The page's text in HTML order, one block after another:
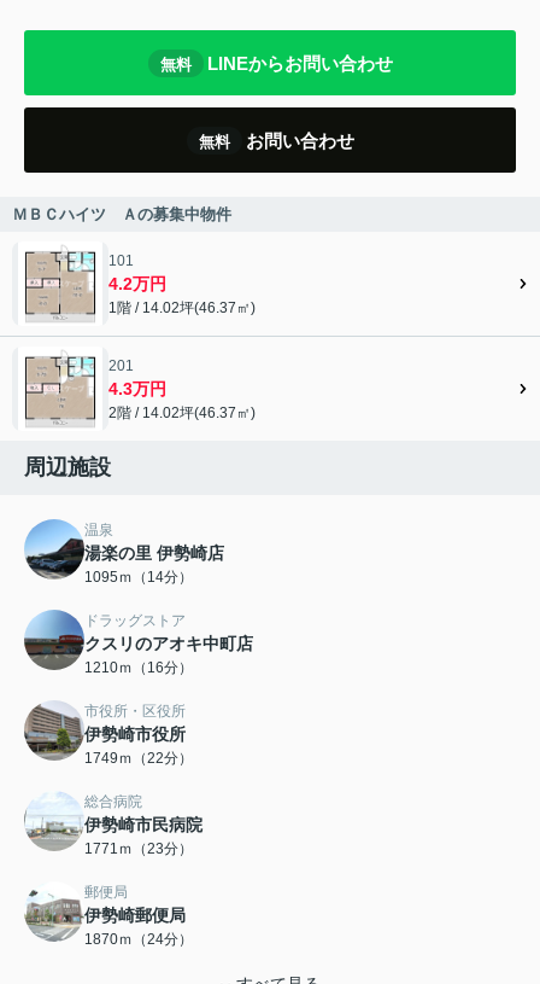
無料 LINEからお問い合わせ
無料 お問い合わせ
ＭＢＣハイツ Ａの募集中物件
101
4.2万円
1階 / 14.02坪(46.37㎡)
201
4.3万円
2階 / 14.02坪(46.37㎡)
周辺施設
温泉
湯楽の里 伊勢崎店
1095ｍ（14分）
ドラッグストア
クスリのアオキ中町店
1210ｍ（16分）
市役所・区役所
伊勢崎市役所
1749ｍ（22分）
総合病院
伊勢崎市民病院
1771ｍ（23分）
郵便局
伊勢崎郵便局
1870ｍ（24分）